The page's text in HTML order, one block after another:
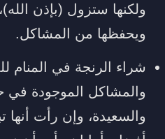
ولكنها ستزول (بإذن
ويحفظها من المشاكل.
شراء الرنجة في المنام
والمشاكل الموجودة في
والسعيدة، وإن رأت أنها